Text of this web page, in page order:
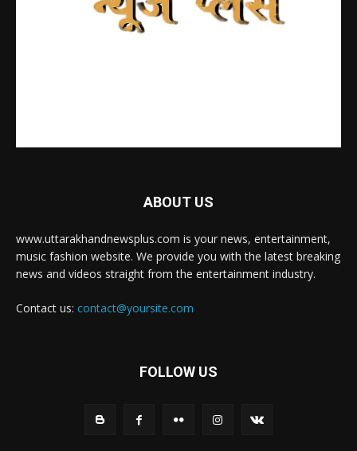
ABOUT US
www.uttarakhandnewsplus.com is your news, entertainment,
music fashion website. We provide you with the latest breaking
news and videos straight from the entertainment industry.
Contact us: contact@yoursite.com
FOLLOW US